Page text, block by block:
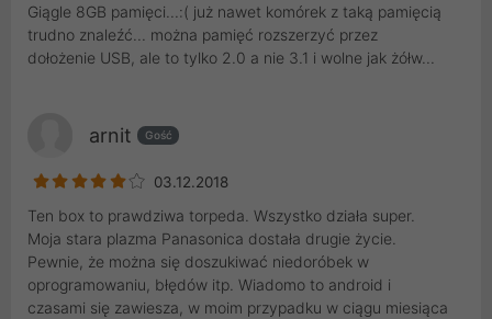
Giągle 8GB pamięci...:( już nawet komórek z taką pamięcią
trudno znaleźć... można pamięć rozszerzyć przez
dołożenie USB, ale to tylko 2.0 a nie 3.1 i wolne jak żółw...
arnit Gość
03.12.2018
Ten box to prawdziwa torpeda. Wszystko działa super.
Moja stara plazma Panasonica dostała drugie życie.
Pewnie, że można się doszukiwać niedoróbek w
oprogramowaniu, błędów itp. Wiadomo to android i
czasami się zawiesza, w moim przypadku w ciągu miesiąca